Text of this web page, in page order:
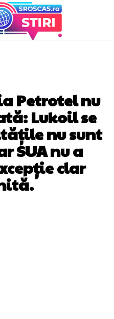
Petrotel nu
Lukoil se
nu sunt
SUA nu a
clar